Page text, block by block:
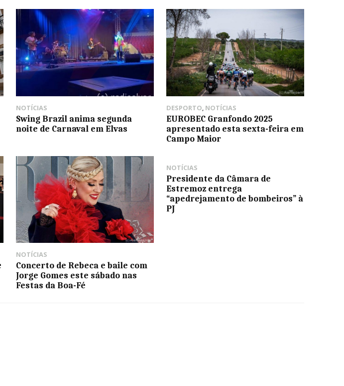
NOTÍCIAS
Swing Brazil anima segunda
noite de Carnaval em Elvas
DESPORTO NOTÍCIAS
EUROBEC Granfondo 2025
apresentado esta sexta-feira em
Campo Maior
NOTÍCIAS
Concerto de Rebeca e baile com
Jorge Gomes este sábado nas
Festas da Boa-Fé
NOTÍCIAS
Presidente da Câmara de
Estremoz entrega
“apedrejamento de bombeiros” à
PJ